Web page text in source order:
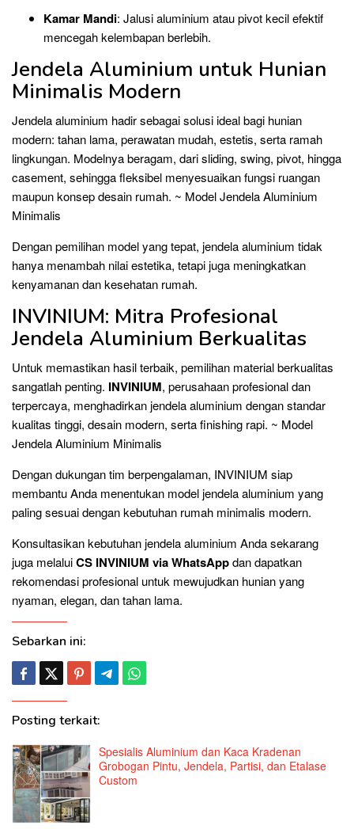
Kamar Mandi: Jalusi aluminium atau pivot kecil efektif
mencegah kelembapan berlebih.
Jendela Aluminium untuk Hunian
Minimalis Modern
Jendela aluminium hadir sebagai solusi ideal bagi hunian
modern: tahan lama, perawatan mudah, estetis, serta ramah
lingkungan. Modelnya beragam, dari sliding, swing, pivot, hingga
casement, sehingga fleksibel menyesuaikan fungsi ruangan
maupun konsep desain rumah. ~ Model Jendela Aluminium
Minimalis
Dengan pemilihan model yang tepat, jendela aluminium tidak
hanya menambah nilai estetika, tetapi juga meningkatkan
kenyamanan dan kesehatan rumah.
INVINIUM: Mitra Profesional
Jendela Aluminium Berkualitas
Untuk memastikan hasil terbaik, pemilihan material berkualitas
sangatlah penting. INVINIUM, perusahaan profesional dan
terpercaya, menghadirkan jendela aluminium dengan standar
kualitas tinggi, desain modern, serta finishing rapi. ~ Model
Jendela Aluminium Minimalis
Dengan dukungan tim berpengalaman, INVINIUM siap
membantu Anda menentukan model jendela aluminium yang
paling sesuai dengan kebutuhan rumah minimalis modern.
Konsultasikan kebutuhan jendela aluminium Anda sekarang
juga melaluiCS INVINIUM via WhatsAppdan dapatkan
rekomendasi profesional untuk mewujudkan hunian yang
nyaman, elegan, dan tahan lama.
Sebarkan ini:
Posting terkait:
Spesialis Aluminium dan Kaca Kradenan
Grobogan Pintu, Jendela, Partisi, dan Etalase
Custom